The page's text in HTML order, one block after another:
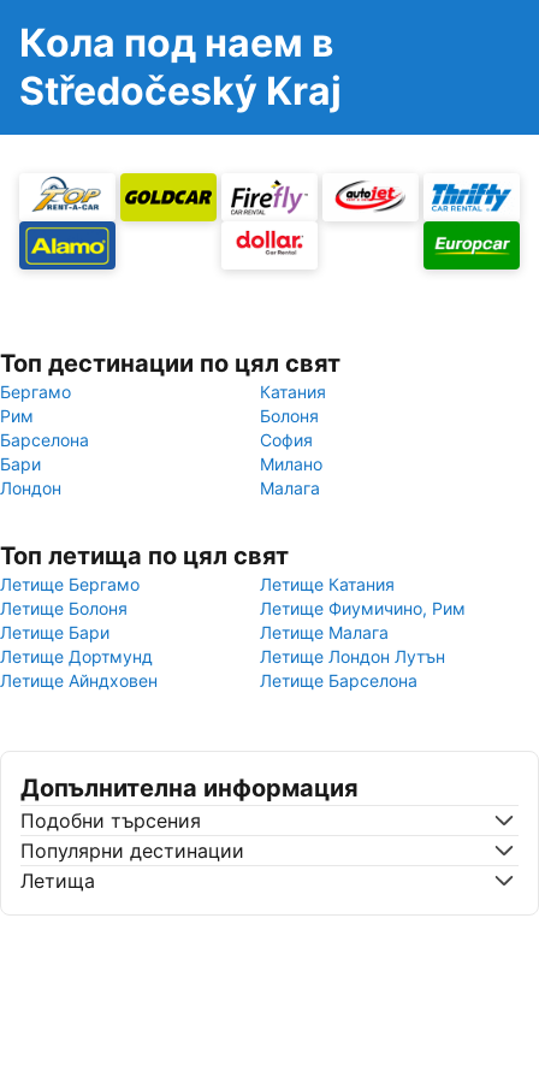
Кола под наем в
Středočeský Kraj
Топ дестинации по цял свят
Бергамо
Катания
Рим
Болоня
Барселона
София
Бари
Милано
Лондон
Малага
Топ летища по цял свят
Летище Бергамо
Летище Катания
Летище Болоня
Летище Фиумичино, Рим
Летище Бари
Летище Малага
Летище Дортмунд
Летище Лондон Лутън
Летище Айндховен
Летище Барселона
Допълнителна информация
Подобни търсения
Популярни дестинации
Летища